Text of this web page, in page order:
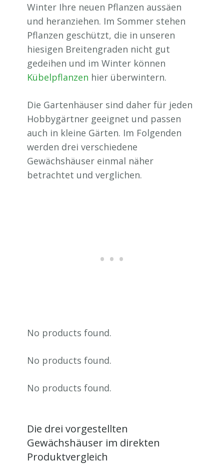
Winter Ihre neuen Pflanzen aussäen
und heranziehen. Im Sommer stehen
Pflanzen geschützt, die in unseren
hiesigen Breitengraden nicht gut
gedeihen und im Winter können
Kübelpflanzen hier überwintern.
Die Gartenhäuser sind daher für jeden
Hobbygärtner geeignet und passen
auch in kleine Gärten. Im Folgenden
werden drei verschiedene
Gewächshäuser einmal näher
betrachtet und verglichen.
No products found.
No products found.
No products found.
Die drei vorgestellten
Gewächshäuser im direkten
Produktvergleich